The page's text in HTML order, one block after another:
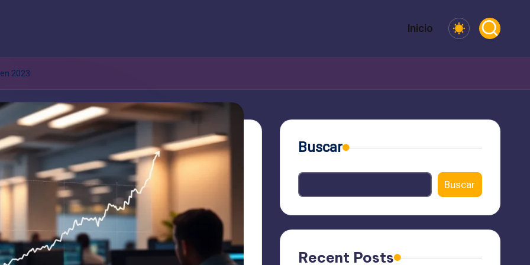
Inicio
2023
Buscar
Buscar
Recent Posts